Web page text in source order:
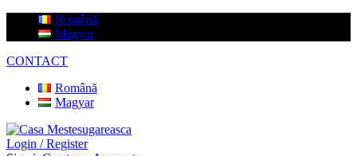
Română
Magyar
CONTACT
Română
Magyar
Login / Register